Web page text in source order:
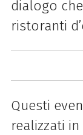
dialogo
ristoranti
Questi
realizzati